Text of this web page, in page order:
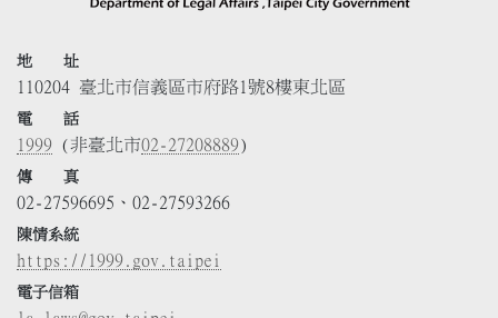
地 址
110204 臺北市信義區市府路1號8樓東北區
電 話
1999 (非臺北市02-27208889)
傳 真
02-27596695、02-27593266
陳情系統
https://1999.gov.taipei
電子信箱